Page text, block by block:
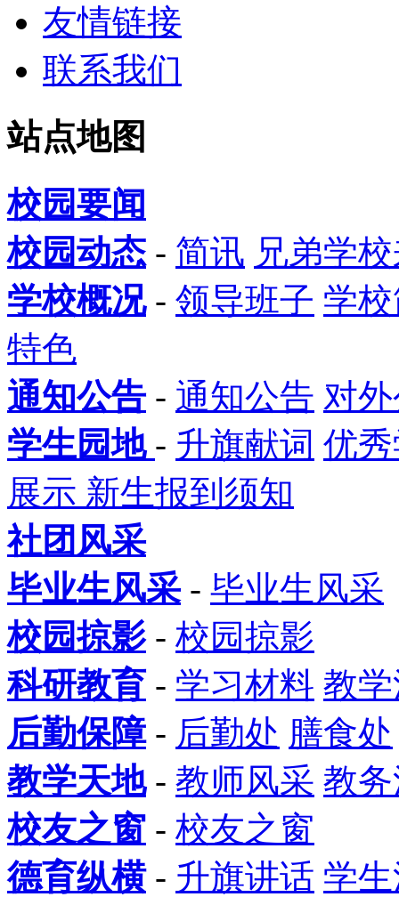
友情链接
联系我们
站点地图
校园要闻
校园动态 - 简讯 兄弟学
学校概况- 领导班子 学
特色
通知公告- 通知公告 对
学生园地 - 升旗献词 优
展示 新生报到须知
社团风采
毕业生风采- 毕业生风采
校园掠影- 校园掠影
科研教育 - 学习材料 教
后勤保障- 后勤处 膳食处
教学天地- 教师风采 教
校友之窗 - 校友之窗
德育纵横- 升旗讲话 学